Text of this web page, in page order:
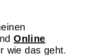
Online
wie das geht.